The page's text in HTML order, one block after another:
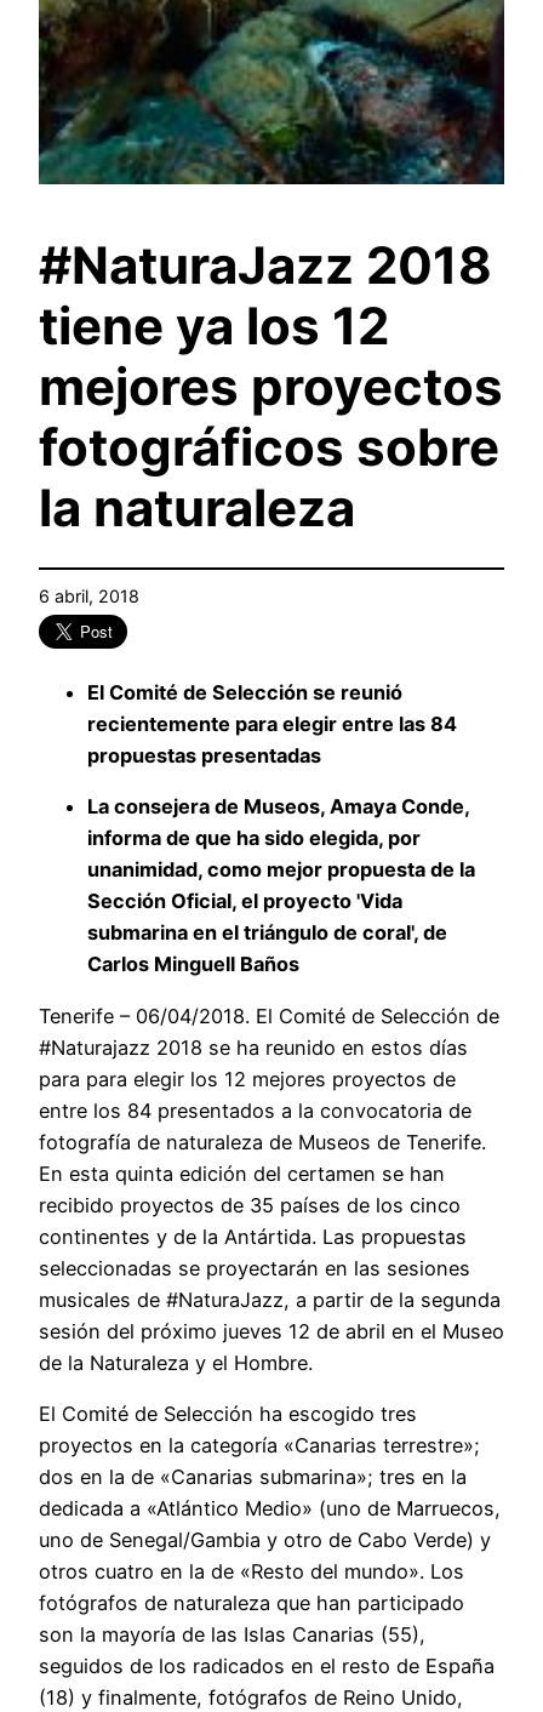
#NaturaJazz 2018
tiene ya los 12
mejores proyectos
fotográficos sobre
la naturaleza
6 abril, 2018
El Comité de Selección se reunió
recientemente para elegir entre las 84
propuestas presentadas
La consejera de Museos, Amaya Conde,
informa de que ha sido elegida, por
unanimidad, como mejor propuesta de la
Sección Oficial, el proyecto 'Vida
submarina en el triángulo de coral', de
Carlos Minguell Baños
Tenerife – 06/04/2018. El Comité de Selección de
#Naturajazz 2018 se ha reunido en estos días
para para elegir los 12 mejores proyectos de
entre los 84 presentados a la convocatoria de
fotografía de naturaleza de Museos de Tenerife.
En esta quinta edición del certamen se han
recibido proyectos de 35 países de los cinco
continentes y de la Antártida. Las propuestas
seleccionadas se proyectarán en las sesiones
musicales de #NaturaJazz, a partir de la segunda
sesión del próximo jueves 12 de abril en el Museo
de la Naturaleza y el Hombre.
El Comité de Selección ha escogido tres
proyectos en la categoría «Canarias terrestre»;
dos en la de «Canarias submarina»; tres en la
dedicada a «Atlántico Medio» (uno de Marruecos,
uno de Senegal/Gambia y otro de Cabo Verde) y
otros cuatro en la de «Resto del mundo». Los
fotógrafos de naturaleza que han participado
son la mayoría de las Islas Canarias (55),
seguidos de los radicados en el resto de España
(18) y finalmente, fotógrafos de Reino Unido,